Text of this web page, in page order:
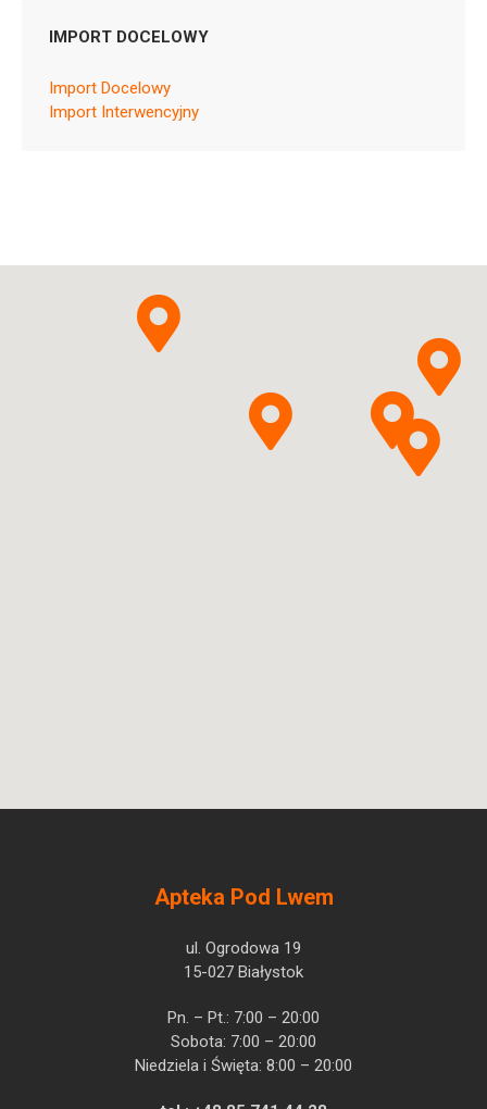
IMPORT DOCELOWY
Import Docelowy
Import Interwencyjny
Apteka Pod Lwem
ul. Ogrodowa 19
15-027 Białystok
Pn. – Pt.: 7:00 – 20:00
Sobota: 7:00 – 20:00
Niedziela i Święta: 8:00 – 20:00